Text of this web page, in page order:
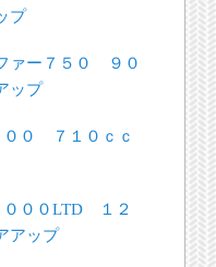
プ
ァー７５０ ９０
ップ
０ ７１０ｃｃ
００LTD １２
アップ